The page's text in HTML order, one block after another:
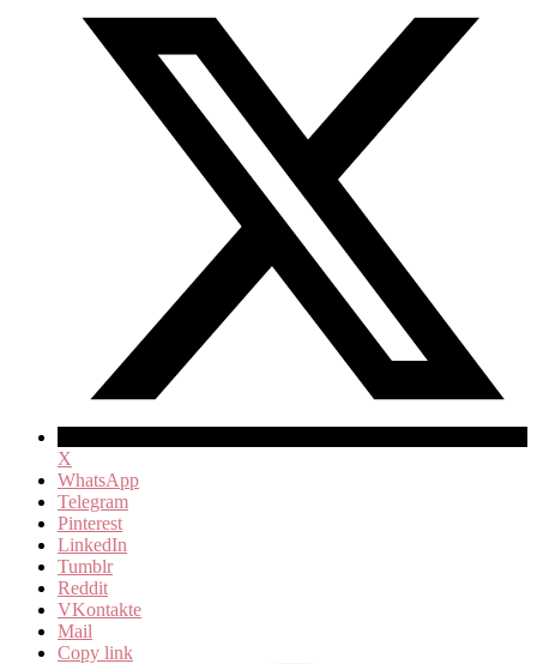
X
WhatsApp
Telegram
Pinterest
LinkedIn
Tumblr
Reddit
VKontakte
Mail
Copy link